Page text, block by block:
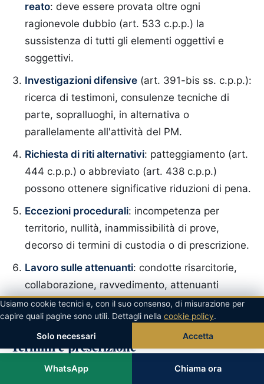
reato: deve essere provata oltre ogni
ragionevole dubbio (art. 533 c.p.p.) la
sussistenza di tutti gli elementi oggettivi e
soggettivi.
Investigazioni difensive (art. 391-bis ss. c.p.p.):
ricerca di testimoni, consulenze tecniche di
parte, sopralluoghi, in alternativa o
parallelamente all'attività del PM.
Richiesta di riti alternativi: patteggiamento (art.
444 c.p.p.) o abbreviato (art. 438 c.p.p.)
possono ottenere significative riduzioni di pena.
Eccezioni procedurali: incompetenza per
territorio, nullità, inammissibilità di prove,
decorso di termini di custodia o di prescrizione.
Lavoro sulle attenuanti: condotte risarcitorie,
collaborazione, ravvedimento, attenuanti
generiche (art. 62-bis c.p.).
Termini e prescrizione
WhatsApp Chiama ora
Usiamo cookie tecnici e, con il suo consenso, di misurazione per
capire quali pagine sono utili. Dettagli nella cookie policy.
Solo necessari Accetta